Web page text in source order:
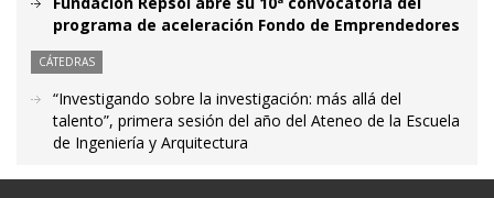
programa de aceleración Fondo de Emprendedores
CÁTEDRAS
“Investigando sobre la investigación: más allá del
talento”, primera sesión del año del Ateneo de la Escuela
de Ingeniería y Arquitectura